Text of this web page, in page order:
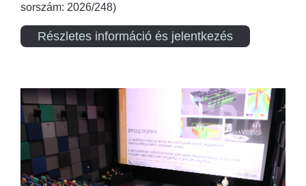
sorszám: 2026/248)
Részletes információ és jelentkezés